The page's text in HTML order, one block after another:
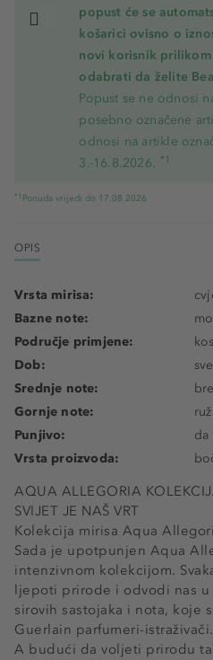
popust će se
košarici ovisno o
novi korisnik
odabrati da želite
Popust se ne odnosi
posebno označene
odnosi na artikle
3.-16.8.2026. *1
*1 Ponuda vrijedi do 17.08.2026
OPIS
AQUA ALLEGORIA
SVIJET JE NAŠ VRT
Kolekcija mirisa Aqua
Sada je upotpunjen Aqua
intenzivnom kolekcijom.
ljepoti prirode i odvodi nas
sirovih sastojaka i nota, koje
Guerlain parfumeri-istraživači.
A budući da voljeti prirodu
Vrsta mirisa:
Bazne note:
Područje primjene:
Dob:
Srednje note:
Gornje note:
Punjivo:
da
Vrsta proizvoda: